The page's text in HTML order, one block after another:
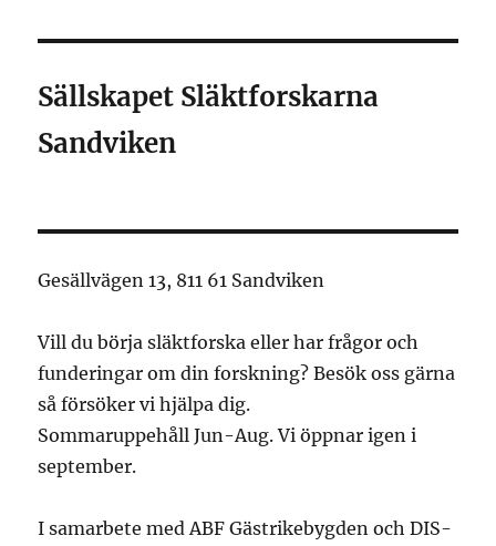
Sällskapet Släktforskarna
Sandviken
Gesällvägen 13, 811 61 Sandviken
Vill du börja släktforska eller har frågor och
funderingar om din forskning? Besök oss gärna
så försöker vi hjälpa dig.
Sommaruppehåll Jun-Aug. Vi öppnar igen i
september.
I samarbete med ABF Gästrikebygden och DIS-